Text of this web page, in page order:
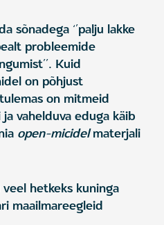
sõnadega ‘’palju lakke
probleemide
Kuid
on põhjust
on mitmeid
ja vahelduva eduga käib
open-micidelmaterjali
hetkeks kuninga
maailmareegleid